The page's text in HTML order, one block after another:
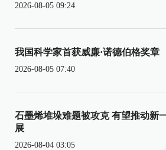
2026-08-05 09:24
我国科学家首获威廉·诺德伯格奖章
2026-08-05 07:40
石墨烯堆垛难题被攻克 有望推动新
展
2026-08-04 03:05